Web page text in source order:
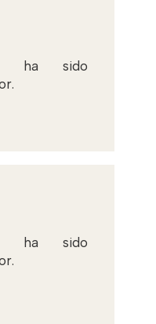
ha sido
ha sido